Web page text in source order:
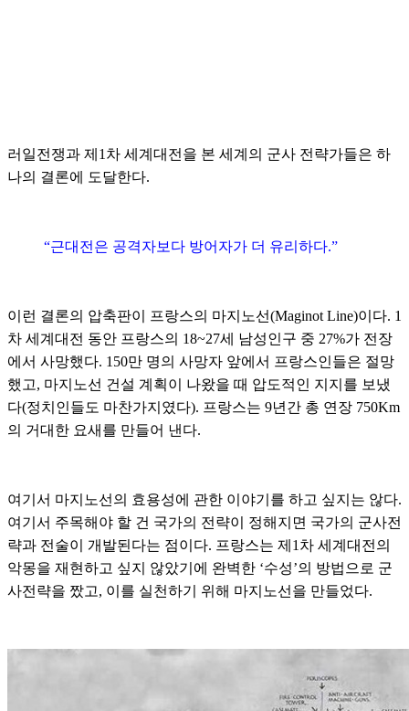
러일전쟁과 제1차 세계대전을 본 세계의 군사 전략가들은 하
나의 결론에 도달한다.
“근대전은 공격자보다 방어자가 더 유리하다.”
이런 결론의 압축판이 프랑스의 마지노선(Maginot Line)이다. 1
차 세계대전 동안 프랑스의 18~27세 남성인구 중 27%가 전장
에서 사망했다. 150만 명의 사망자 앞에서 프랑스인들은 절망
했고, 마지노선 건설 계획이 나왔을 때 압도적인 지지를 보냈
다(정치인들도 마찬가지였다). 프랑스는 9년간 총 연장 750Km
의 거대한 요새를 만들어 낸다.
여기서 마지노선의 효용성에 관한 이야기를 하고 싶지는 않다.
여기서 주목해야 할 건 국가의 전략이 정해지면 국가의 군사전
략과 전술이 개발된다는 점이다. 프랑스는 제1차 세계대전의
악몽을 재현하고 싶지 않았기에 완벽한 ‘수성’의 방법으로 군
사전략을 짰고, 이를 실천하기 위해 마지노선을 만들었다.